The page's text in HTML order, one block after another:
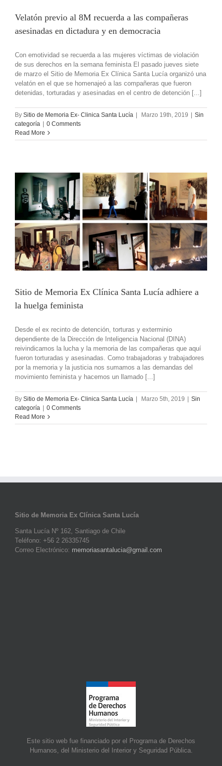
Velatón previo al 8M recuerda a las compañeras
asesinadas en dictadura y en democracia
Con emotividad se recuerda a las mujeres víctimas de violación
de sus derechos en la semana feminista El pasado jueves siete
de marzo el Sitio de Memoria Ex Clínica Santa Lucía organizó una
velatón en el que se homenajeó a las compañeras que fueron
detenidas, torturadas y asesinadas en el centro de detención [...]
By Sitio de Memoria Ex- Clinica Santa Lucía Marzo 19th, 2019
Sin
categoría
0 Comments
Read More
Sitio de Memoria Ex Clínica Santa Lucía adhiere a
la huelga feminista
Desde el ex recinto de detención, torturas y exterminio
dependiente de la Dirección de Inteligencia Nacional (DINA)
reivindicamos la lucha y la memoria de las compañeras que aquí
fueron torturadas y asesinadas. Como trabajadoras y trabajadores
por la memoria y la justicia nos sumamos a las demandas del
movimiento feminista y hacemos un llamado [...]
By Sitio de Memoria Ex- Clinica Santa Lucía | Marzo 5th, 2019 | Sin
categoría | 0 Comments
Read More
Sitio de Memoria Ex Clínica Santa Lucía
Santa Lucía Nº 162, Santiago de Chile
Teléfono: +56 2 26335745
Correo Electrónico: memoriasantalucia@gmail.com
Este sitio web fue financiado por el Programa de Derechos
Humanos, del Ministerio del Interior y Seguridad Pública.